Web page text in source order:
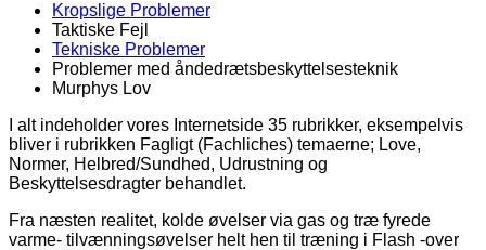
Kropslige Problemer
Taktiske Fejl
Tekniske Problemer
Problemer med åndedrætsbeskyttelsesteknik
Murphys Lov
I alt indeholder vores Internetside 35 rubrikker, eksempelvis
bliver i rubrikken Fagligt (Fachliches) temaerne; Love,
Normer, Helbred/Sundhed, Udrustning og
Beskyttelsesdragter behandlet.
Fra næsten realitet, kolde øvelser via gas og træ fyrede
varme- tilvænningsøvelser helt hen til træning i Flash -over